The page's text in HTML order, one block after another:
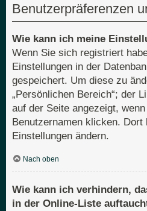
Benutzerpräferenzen
Wie kann ich meine
Wenn Sie sich registriert
Einstellungen in der
gespeichert. Um diese zu
„Persönlichen Bereich“; der
auf der Seite angezeigt,
Benutzernamen klicken. Dort
Einstellungen ändern.
Nach oben
Wie kann ich verhindern,
in der Online-Liste